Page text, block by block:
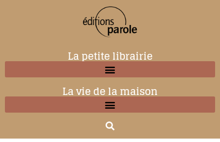
La petite librairie
La vie de la maison